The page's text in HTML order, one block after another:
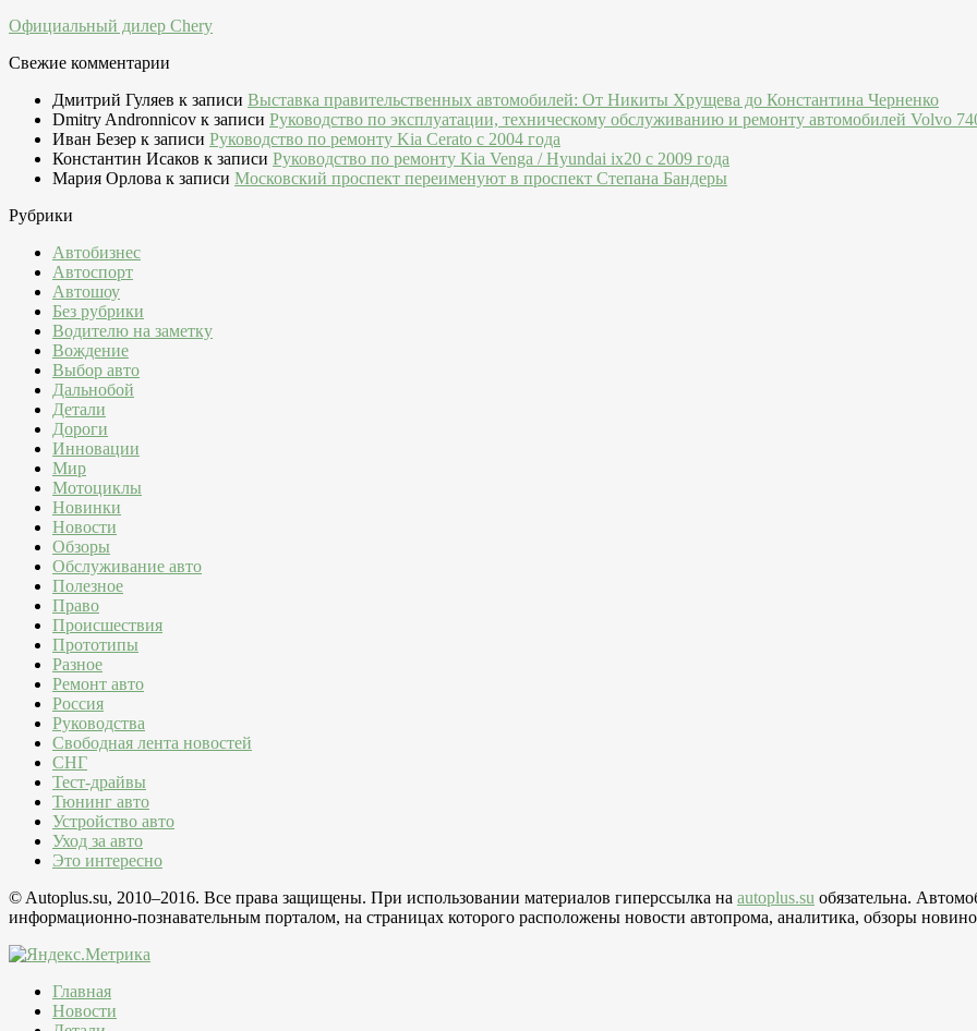
Официальный дилер Chery
Свежие комментарии
Дмитрий Гуляев к записи Выставка правительственных автомобилей: От Никиты Хрущева до Константина Черненко
Dmitry Andronnicov к записи Руководство по эксплуатации, техническому обслуживанию и ремонту автомобилей Volvo
Иван Безер к записи Руководство по ремонту Kia Cerato c 2004 года
Константин Исаков к записи Руководство по ремонту Kia Venga / Hyundai ix20 c 2009 года
Мария Орлова к записи Московский проспект переименуют в проспект Степана Бандеры
Рубрики
Автобизнес
Автоспорт
Автошоу
Без рубрики
Водителю на заметку
Вождение
Выбор авто
Дальнобой
Детали
Дороги
Инновации
Мир
Мотоциклы
Новинки
Новости
Обзоры
Обслуживание авто
Полезное
Право
Происшествия
Прототипы
Разное
Ремонт авто
Россия
Руководства
Свободная лента новостей
СНГ
Тест-драйвы
Тюнинг авто
Устройство авто
Уход за авто
Это интересно
© Autoplus.su, 2010–2016. Все права защищены. При использовании материалов гиперссылка на autoplus.su обязательна.
информационно-познавательным порталом, на страницах которого расположены новости автопрома, аналитика, обзоры
Главная
Новости